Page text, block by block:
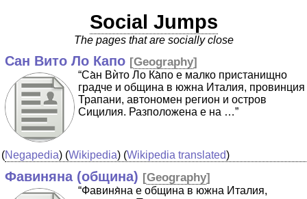
Social Jumps
The pages that are socially close
Сан Вито Ло Капо [Geography]
“Са̀н Вѝто Ло Ка̀по е малко пристанищно
градче и община в южна Италия, провинция
Трапани, автономен регион и остров
Сицилия. Разположена е на …”
(Negapedia) (Wikipedia) (Wikipedia translated)
Фавиняна (община) [Geography]
“Фавиня̀на е община в южна Италия,